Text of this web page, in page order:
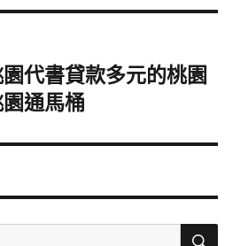
代書貸款多元的桃園
通馬桶
搜